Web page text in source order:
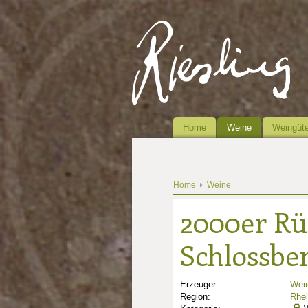
Home Weine
Home Weine
2000er
Erzeuger:
Region: